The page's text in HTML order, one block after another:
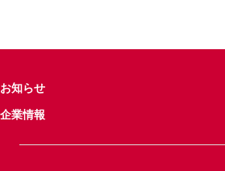
お知らせ
企業情報